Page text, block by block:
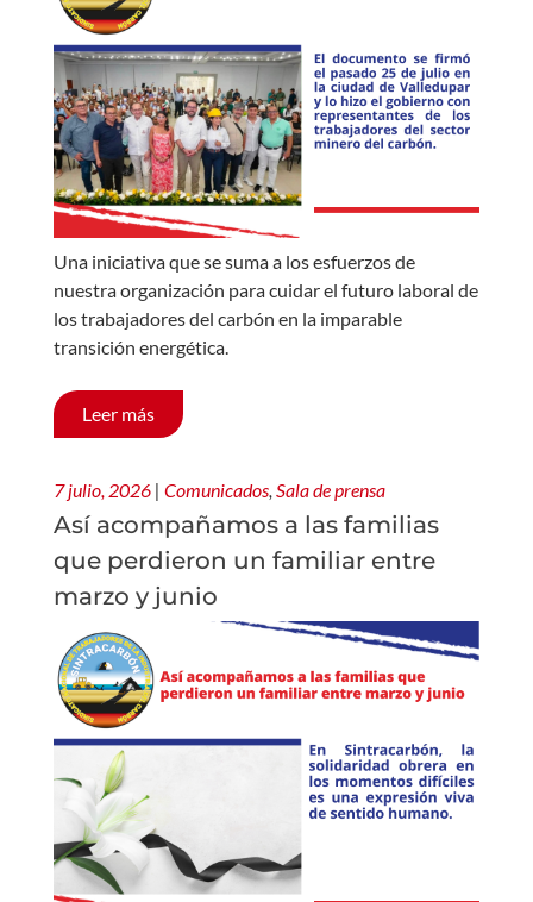
Una iniciativa que se suma a los esfuerzos de
nuestra organización para cuidar el futuro laboral de
los trabajadores del carbón en la imparable
transición energética.
Leer más
7 julio, 2026 | Comunicados Sala de prensa
Así acompañamos a las familias
que perdieron un familiar entre
marzo y junio